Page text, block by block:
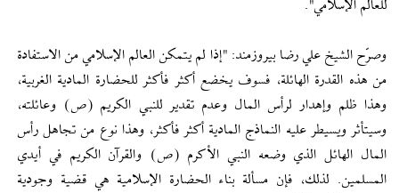
للعالم الإسلامي".
وصرّح الشیخ علي رضا بيروزمند: "إذا لم يتمكن العالم الإسلامي من الاستفادة
من هذه القدرة الهائلة، فسوف يخضع أكثر فأكثر للحضارة المادية الغربية،
وهذا ظلم وإهدار لرأس المال وعدم تقدير للنبي الكريم (ص) وعائلته،
وسيتأثر ويسيطر عليه النماذج المادية أكثر فأكثر، وهذا نوع من تجاهل رأس
المال الهائل الذي وضعه النبي الأكرم (ص) والقرآن الكريم في أيدي
المسلمين. لذلك، فإن مسألة بناء الحضارة الإسلامية هي قضية وجودية